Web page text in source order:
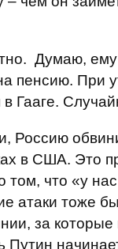
Думаю, ему
пенсию. При
Гааге.
Россию
в США. Это
том, что «у
атаки тоже
за
Путин